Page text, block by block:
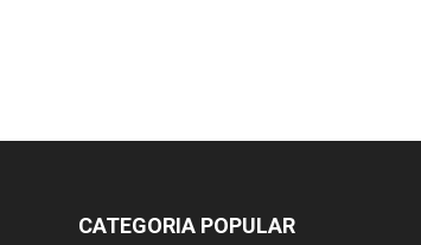
CATEGORIA POPULAR